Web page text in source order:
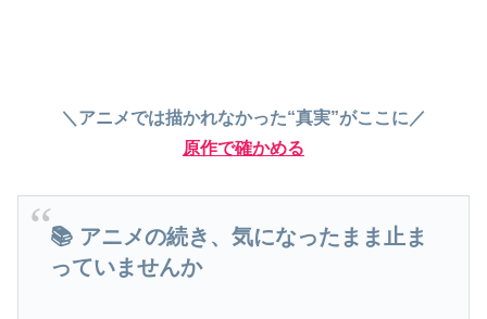
＼アニメでは描かれなかった“真実”がここに／
原作で確かめる
📚 アニメの続き、気になったまま止ま
っていませんか